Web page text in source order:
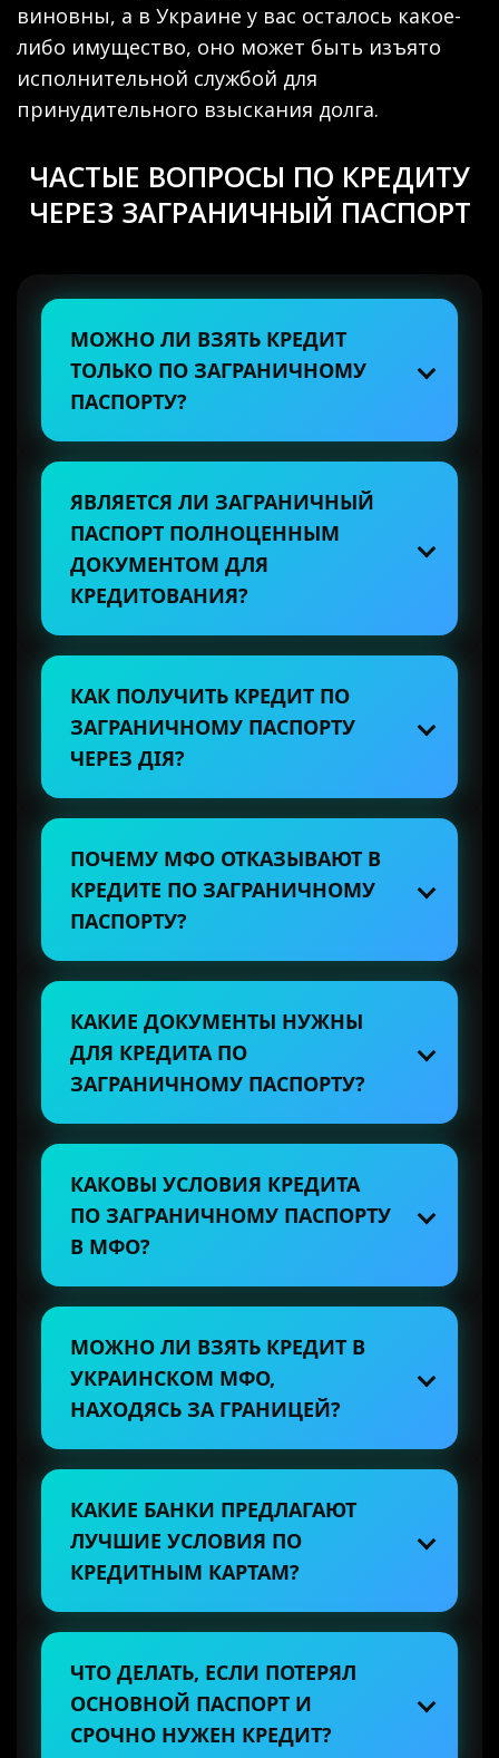
виновны, а в Украине у вас осталось какое-
либо имущество, оно может быть изъято
исполнительной службой для
принудительного взыскания долга.
ЧАСТЫЕ ВОПРОСЫ ПО КРЕДИТУ
ЧЕРЕЗ ЗАГРАНИЧНЫЙ ПАСПОРТ
МОЖНО ЛИ ВЗЯТЬ КРЕДИТ
ТОЛЬКО ПО ЗАГРАНИЧНОМУ
ПАСПОРТУ?
ЯВЛЯЕТСЯ ЛИ ЗАГРАНИЧНЫЙ
ПАСПОРТ ПОЛНОЦЕННЫМ
ДОКУМЕНТОМ ДЛЯ
КРЕДИТОВАНИЯ?
КАК ПОЛУЧИТЬ КРЕДИТ ПО
ЗАГРАНИЧНОМУ ПАСПОРТУ
ЧЕРЕЗ ДІЯ?
ПОЧЕМУ МФО ОТКАЗЫВАЮТ В
КРЕДИТЕ ПО ЗАГРАНИЧНОМУ
ПАСПОРТУ?
КАКИЕ ДОКУМЕНТЫ НУЖНЫ
ДЛЯ КРЕДИТА ПО
ЗАГРАНИЧНОМУ ПАСПОРТУ?
КАКОВЫ УСЛОВИЯ КРЕДИТА
ПО ЗАГРАНИЧНОМУ ПАСПОРТУ
В МФО?
МОЖНО ЛИ ВЗЯТЬ КРЕДИТ В
УКРАИНСКОМ МФО,
НАХОДЯСЬ ЗА ГРАНИЦЕЙ?
КАКИЕ БАНКИ ПРЕДЛАГАЮТ
ЛУЧШИЕ УСЛОВИЯ ПО
КРЕДИТНЫМ КАРТАМ?
ЧТО ДЕЛАТЬ, ЕСЛИ ПОТЕРЯЛ
ОСНОВНОЙ ПАСПОРТ И
СРОЧНО НУЖЕН КРЕДИТ?